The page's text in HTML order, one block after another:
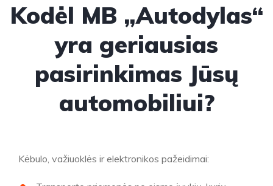
Kodėl MB „Autodylas“
yra geriausias
pasirinkimas Jūsų
automobiliui?
Kėbulo, važiuoklės ir elektronikos pažeidimai: